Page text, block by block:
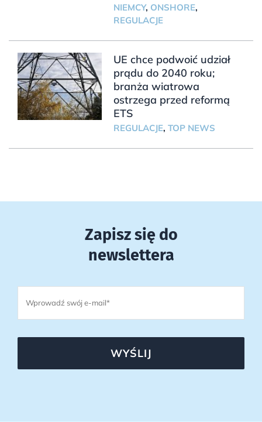
NIEMCY, ONSHORE,
REGULACJE
UE chce podwoić udział
prądu do 2040 roku;
branża wiatrowa
ostrzega przed reformą
ETS
REGULACJE, TOP NEWS
Zapisz się do
newslettera
WYŚLIJ